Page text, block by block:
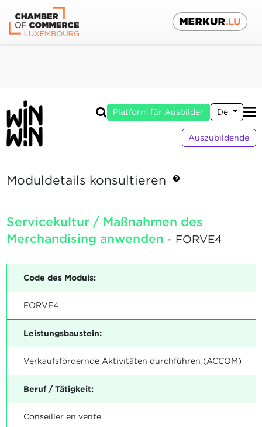
Platform für Ausbilder De
Auszubildende
Moduldetails konsultieren
Servicekultur / Maßnahmen des
Merchandising anwenden - FORVE4
Code des Moduls:
FORVE4
Leistungsbaustein:
Verkaufsfördernde Aktivitäten durchführen (ACCOM)
Beruf / Tätigkeit:
Conseiller en vente